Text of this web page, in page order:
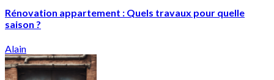
Rénovation appartement : Quels travaux pour quelle
saison ?
Alain